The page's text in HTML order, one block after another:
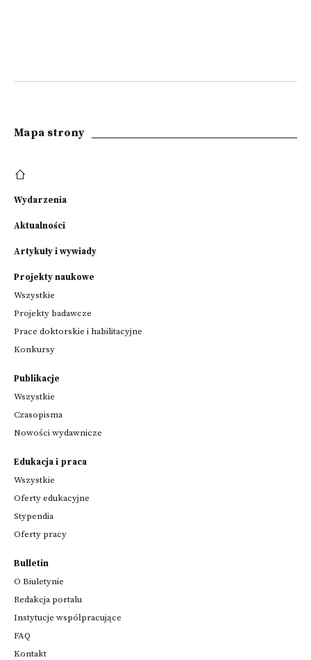
Mapa strony
Wydarzenia
Aktualności
Artykuły i wywiady
Projekty naukowe
Wszystkie
Projekty badawcze
Prace doktorskie i habilitacyjne
Konkursy
Publikacje
Wszystkie
Czasopisma
Nowości wydawnicze
Edukacja i praca
Wszystkie
Oferty edukacyjne
Stypendia
Oferty pracy
Bulletin
O Biuletynie
Redakcja portalu
Instytucje współpracujące
FAQ
Kontakt